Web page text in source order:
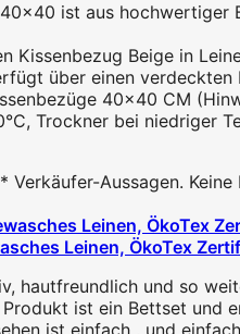
ist aus
Kissenbezug Beige in
über einen
40x40 CM
Trockner bei niedriger
Verkäufer-Aussagen. Keine
Leinen, ÖkoTex
hautfreundlich und so
ist ein Bettset und